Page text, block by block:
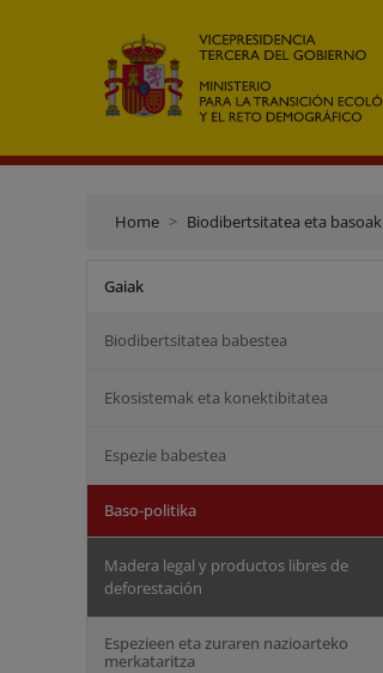
Home Biodibertsitatea eta basoak
Gaiak
Biodibertsitatea babestea
Ekosistemak eta konektibitatea
Espezie babestea
Baso-politika
Madera legal y productos libres de
deforestación
Espezieen eta zuraren nazioarteko
merkataritza